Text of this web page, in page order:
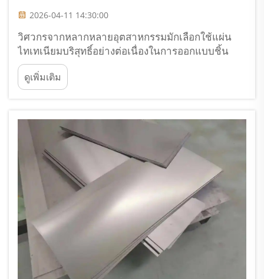
2026-04-11 14:30:00
วิศวกรจากหลากหลายอุตสาหกรรมมักเลือกใช้แผ่น
ไทเทเนียมบริสุทธิ์อย่างต่อเนื่องในการออกแบบชิ้น
ส่วนสำคัญที่ต้องการสมรรถนะสูงเยี่ยมภายใต้สภาวะ
สุดขั้ว การเลือกวัสดุเชิงกลยุทธ์นี้เกิดจากคุณสมบัติ
พิเศษเฉพาะตัวของไทเทเนียมที่รวมกันอย่างลงตัว...
ดูเพิ่มเติม